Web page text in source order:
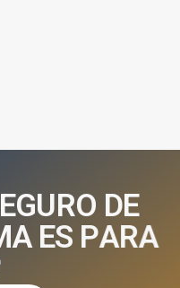
EGURO DE
A ES PARA